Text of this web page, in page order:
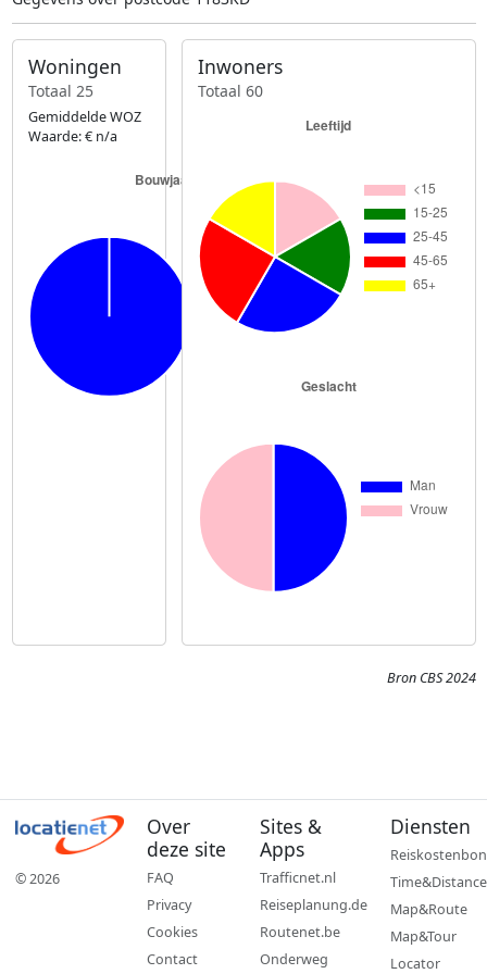
Woningen
Totaal 25
Gemiddelde WOZ
Waarde: € n/a
Inwoners
Totaal 60
Bron CBS 2024
© 2026
Over
deze site
FAQ
Privacy
Cookies
Contact
Sites &
Apps
Trafficnet.nl
Reiseplanung.de
Routenet.be
Onderweg
Diensten
Reiskostenbon
Time&Distance
Map&Route
Map&Tour
Locator